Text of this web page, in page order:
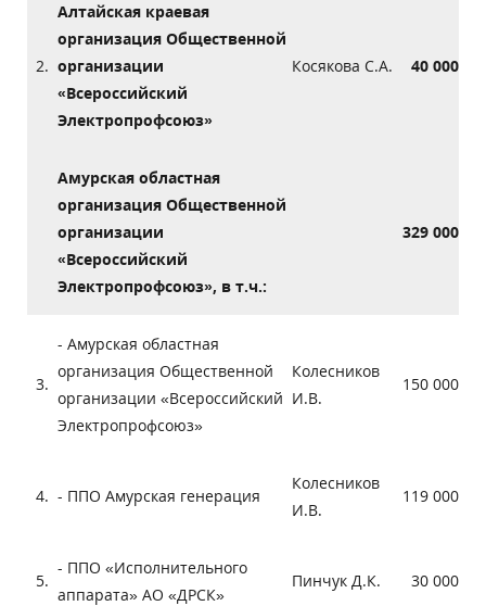
2.
Алтайская краевая
организация Общественной
организации
«Всероссийский
Электропрофсоюз»
Косякова С.А. 40 000
Амурская областная
организация Общественной
организации
«Всероссийский
Электропрофсоюз», в т.ч.:
329 000
3.
- Амурская областная
организация Общественной
организации «Всероссийский
Электропрофсоюз»
Колесников
И.В.
150 000
4. - ППО Амурская генерация
Колесников
И.В.
119 000
5.
- ППО «Исполнительного
аппарата» АО «ДРСК»
Пинчук Д.К. 30 000